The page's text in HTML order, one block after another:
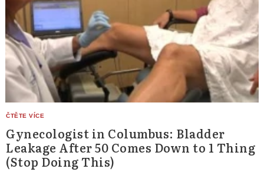
Gynecologist in Columbus: Bladder
Leakage After 50 Comes Down to 1 Thing
(Stop Doing This)